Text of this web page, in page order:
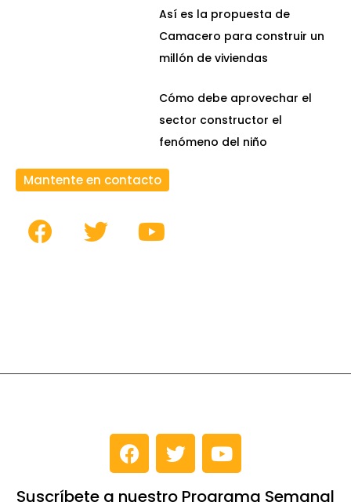
Así es la propuesta de
Camacero para construir un
millón de viviendas
Cómo debe aprovechar el
sector constructor el
fenómeno del niño
Mantente en contacto
Suscríbete a nuestro Programa Semanal